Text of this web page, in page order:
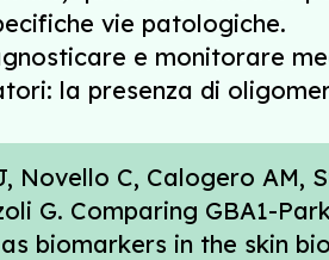
vie patologiche.
e monitorare
la presenza di
C, Calogero AM,
G. Comparing GBA1-
biomarkers in the skin